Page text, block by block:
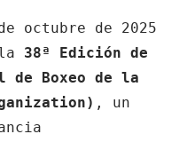
octubre de 2025
38ª Edición de
de Boxeo de la
, un